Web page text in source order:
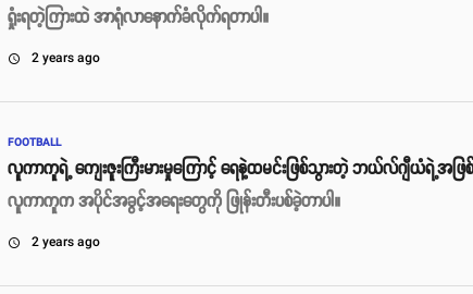
ရှုံးရတဲ့ကြားထဲ အာရုံလာနောက်ခံလိုက်ရတာပါ။
access_time 2 years ago
FOOTBALL
လူကာကူရဲ့ ကျေးဇူးကြီးမားမှုကြောင့် ရေနဲ့ထမင်းဖြစ်သွားတဲ့ ဘယ်လ်ဂျီယံရဲ့အဖြစ်
လူကာကူက အပိုင်အခွင့်အရေးတွေကို ဖြုန်းတီးပစ်ခဲ့တာပါ။
access_time 2 years ago